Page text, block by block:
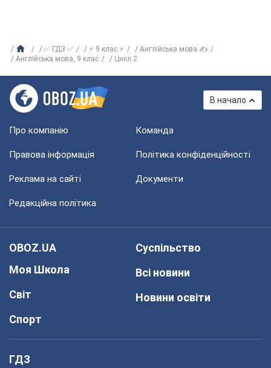
✅ ГДЗ ✅ ⚡ 9 клас ⚡
Англійська мова ✍
Англiйська мова, 9 клас
Цикл 2
В начало
Про компанію Команда
Правова інформація Політика конфіденційності
Реклама на сайті Документи
Редакційна політика
OBOZ.UA
Моя Школа
Світ
Спорт
Суспільство
Всі новини
Новини освіти
ГДЗ